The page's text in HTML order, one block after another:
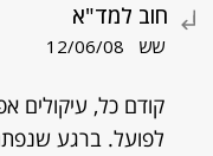
חוב למד"א
שש 12/06/08
קודם כל, עיקולים
לפועל. ברגע